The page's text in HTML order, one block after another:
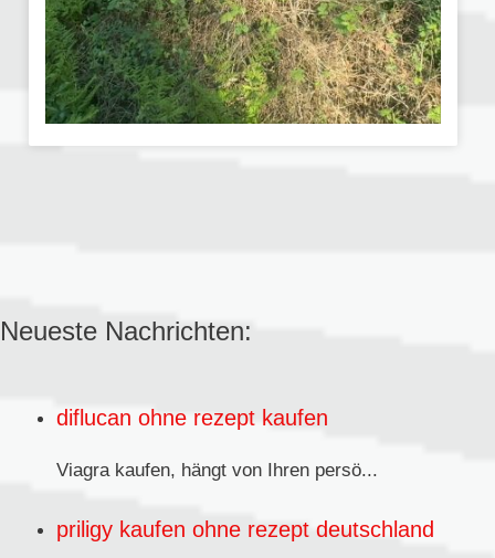
Neueste Nachrichten:
diflucan ohne rezept kaufen
Viagra kaufen, hängt von Ihren persö...
priligy kaufen ohne rezept deutschland